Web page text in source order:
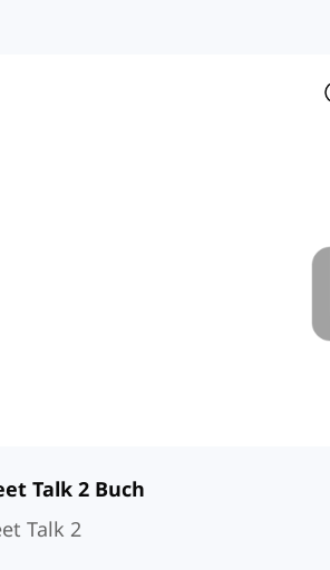
Talk 2 Buch
Talk 2